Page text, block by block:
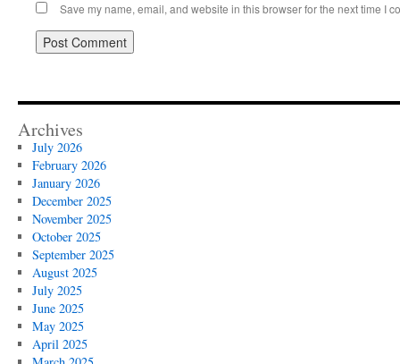
Save my name, email, and website in this browser for the next time I
Archives
July 2026
February 2026
January 2026
December 2025
November 2025
October 2025
September 2025
August 2025
July 2025
June 2025
May 2025
April 2025